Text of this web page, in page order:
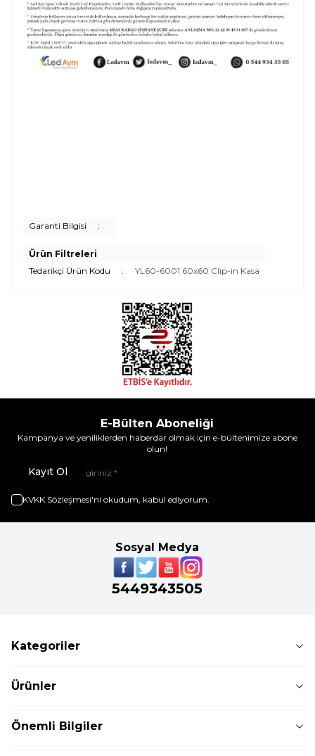
Garanti Bilgisi :
Ürün Filtreleri
Tedarikçi Ürün Kodu
: YL60-6001 60x60 Clip-in Kasa
E-Bülten Aboneliği
Kampanya ve yeniliklerden haberdar olmak için e-bültenimize abone
olun!
Kayıt Ol
KVKK Sözleşmesi'ni okudum, kabul ediyorum.
Sosyal Medya
5449343505
Kategoriler
Ürünler
Önemli Bilgiler